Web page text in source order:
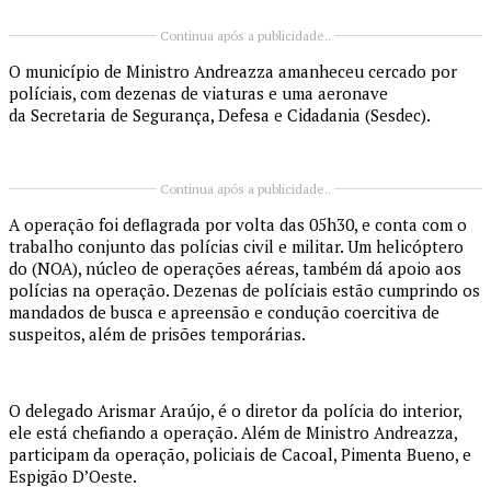
Continua após a publicidade..
O município de Ministro Andreazza amanheceu cercado por
políciais, com dezenas de viaturas e uma aeronave
da Secretaria de Segurança, Defesa e Cidadania (Sesdec).
Continua após a publicidade..
A operação foi deflagrada por volta das 05h30, e conta com o
trabalho conjunto das polícias civil e militar. Um helicóptero
do (NOA), núcleo de operações aéreas, também dá apoio aos
polícias na operação. Dezenas de políciais estão cumprindo os
mandados de busca e apreensão e condução coercitiva de
suspeitos, além de prisões temporárias.
O delegado Arismar Araújo, é o diretor da polícia do interior,
ele está chefiando a operação. Além de Ministro Andreazza,
participam da operação, policiais de Cacoal, Pimenta Bueno, e
Espigão D’Oeste.